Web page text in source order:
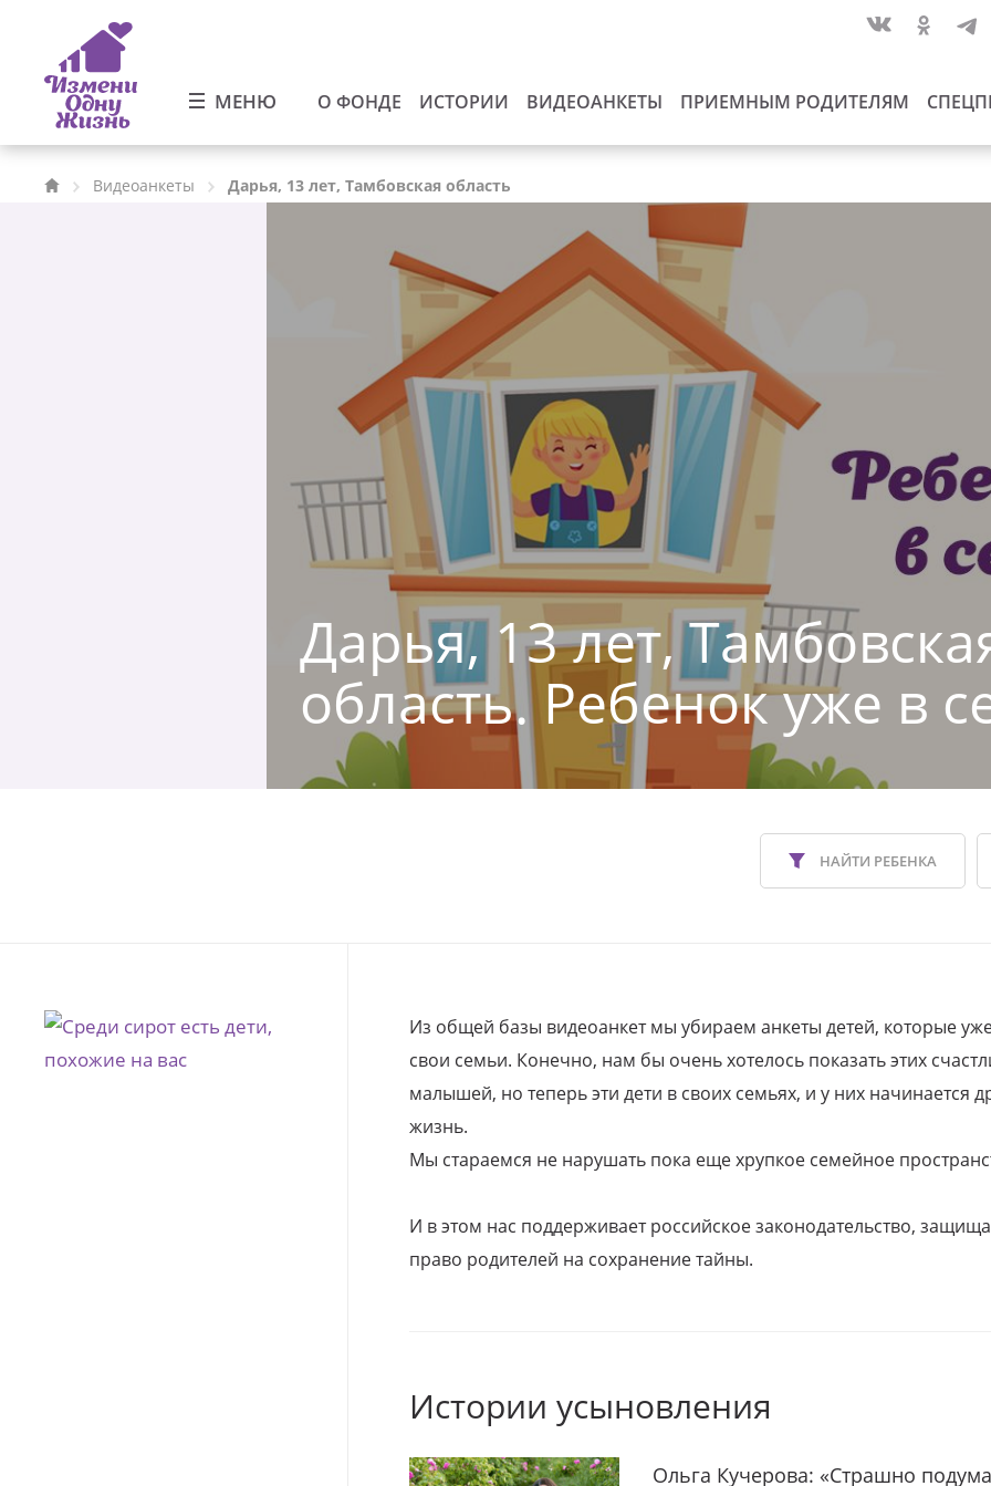
МЕНЮ О ФОНДЕ ИСТОРИИ ВИДЕОАНКЕТЫ ПРИЕМНЫМ РОДИТЕЛЯМ
Видеоанкеты Дарья, 13 лет, Тамбовская область
Дарья, 13 лет,
область. Ребенок уже в
НАЙТИ РЕБЕНКА
Из общей базы видеоанкет мы убираем анкеты детей, которые
свои семьи. Конечно, нам бы очень хотелось показать этих
малышей, но теперь эти дети в своих семьях, и у них начинается
жизнь.
Мы стараемся не нарушать пока еще хрупкое семейное
И в этом нас поддерживает российское законодательство,
право родителей на сохранение тайны.
Истории усыновления
Ольга Кучерова: «Страшно